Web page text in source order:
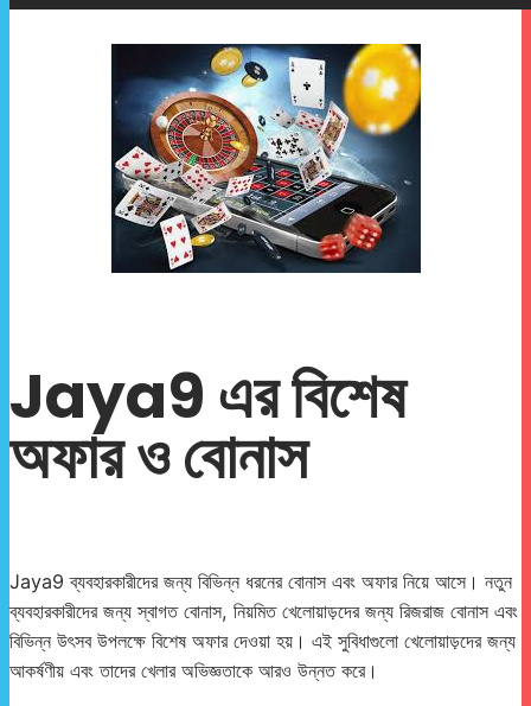
Jaya9 এর বিশেষ
অফার ও বোনাস
Jaya9 ব্যবহারকারীদের জন্য বিভিন্ন ধরনের বোনাস এবং অফার নিয়ে আসে। নতুন
ব্যবহারকারীদের জন্য স্বাগত বোনাস, নিয়মিত খেলোয়াড়দের জন্য রিজরাজ বোনাস এবং
বিভিন্ন উৎসব উপলক্ষে বিশেষ অফার দেওয়া হয়। এই সুবিধাগুলো খেলোয়াড়দের জন্য
আকর্ষণীয় এবং তাদের খেলার অভিজ্ঞতাকে আরও উন্নত করে।